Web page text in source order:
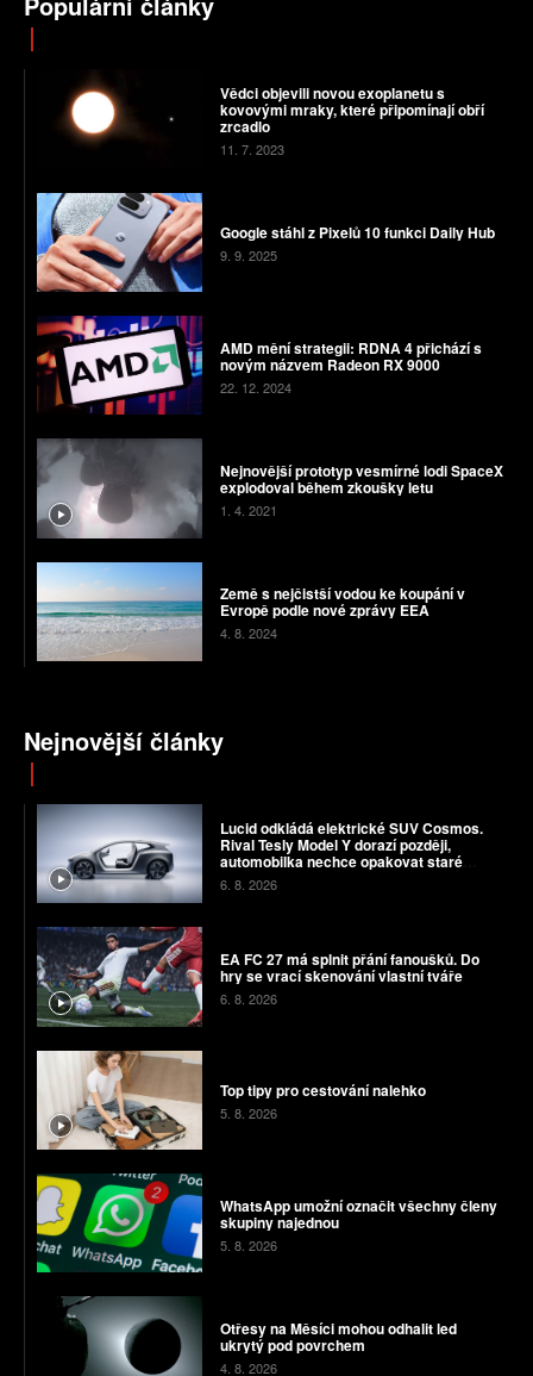
Vědci objevili novou exoplanetu s
kovovými mraky, které připomínají obří
zrcadlo
11. 7. 2023
Google stáhl z Pixelů 10 funkci Daily Hub
9. 9. 2025
AMD mění strategii: RDNA 4 přichází s
novým názvem Radeon RX 9000
22. 12. 2024
Nejnovější prototyp vesmírné lodi SpaceX
explodoval během zkoušky letu
1. 4. 2021
Země s nejčistší vodou ke koupání v
Evropě podle nové zprávy EEA
4. 8. 2024
Nejnovější články
Lucid odkládá elektrické SUV Cosmos.
Rival Tesly Model Y dorazí později,
automobilka nechce opakovat staré
chyby
6. 8. 2026
EA FC 27 má splnit přání fanoušků. Do
hry se vrací skenování vlastní tváře
6. 8. 2026
Top tipy pro cestování nalehko
5. 8. 2026
WhatsApp umožní označit všechny členy
skupiny najednou
5. 8. 2026
Otřesy na Měsíci mohou odhalit led
ukrytý pod povrchem
4. 8. 2026